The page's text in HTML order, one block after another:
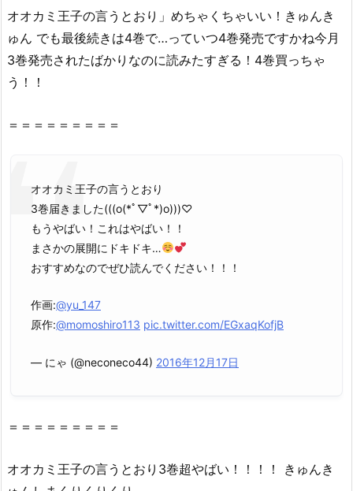
お
り
3
料
（漫
ン）
i
r
オオカミ王子の言うとおり」めちゃくちゃいい！きゅんき
ゅん でも最後続きは4巻で…っていつ4巻発売ですかね今月
3巻発売されたばかりなのに読みたすぎる！4巻買っちゃ
う！！
＝＝＝＝＝＝＝＝＝
オオカミ王子の言うとおり
3巻届きました(((o(*ﾟ▽ﾟ*)o)))♡
もうやばい！これはやばい！！
まさかの展開にドキドキ…
おすすめなのでぜひ読んでください！！！
作画:@yu_147
原作:@momoshiro113 pic.twitter.com/EGxaqKofjB
— にゃ (@neconeco44) 2016年12月17日
＝＝＝＝＝＝＝＝＝
オオカミ王子の言うとおり3巻超やばい！！！！ きゅんき